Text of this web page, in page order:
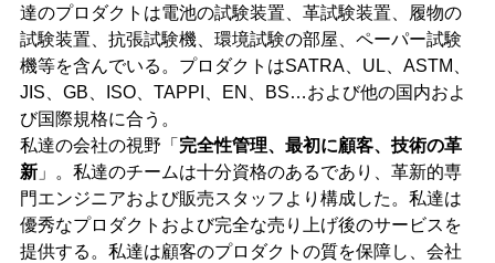
達のプロダクトは電池の試験装置、革試験装置、履物の
試験装置、抗張試験機、環境試験の部屋、ペーパー試験
機等を含んでいる。プロダクトはSATRA、UL、ASTM、
JIS、GB、ISO、TAPPI、EN、BS…および他の国内およ
び国際規格に合う。
私達の会社の視野「 完全性管理、最初に顧客、技術の革
新」。私達のチームは十分資格のあるであり、革新的専
門エンジニアおよび販売スタッフより構成した。私達は
優秀なプロダクトおよび完全な売り上げ後のサービスを
提供する。私達は顧客のプロダクトの質を保障し、会社